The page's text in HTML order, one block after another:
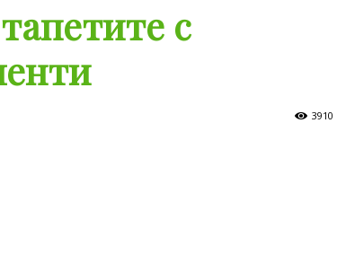
с
3910